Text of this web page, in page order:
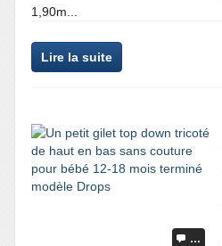
1,90m...
Lire la suite
…